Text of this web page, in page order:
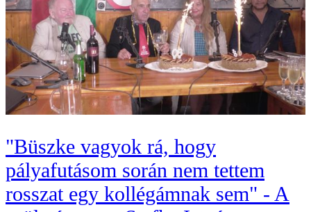
"Büszke vagyok rá, hogy
pályafutásom során nem tettem
rosszat egy kollégámnak sem" - A